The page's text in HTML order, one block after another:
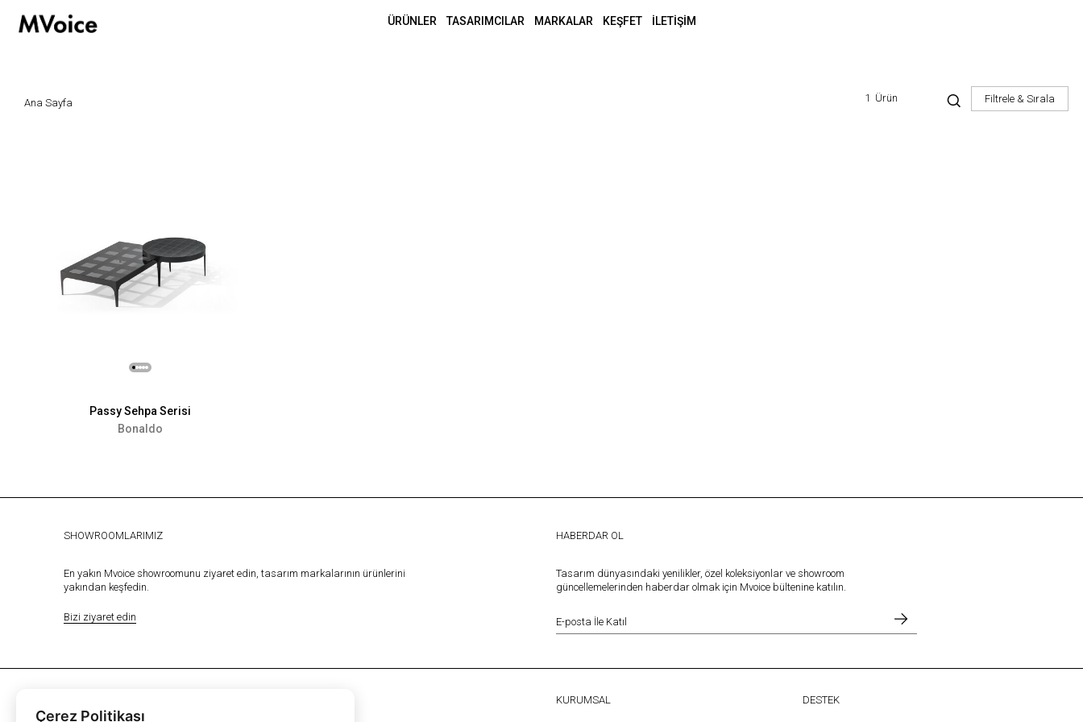
ÜRÜNLER TASARIMCILAR MARKALAR KEŞFET İLETİŞİM
Ana Sayfa Filtrele & Sırala
1 Ürün
Passy Sehpa Serisi
Bonaldo
SHOWROOMLARIMIZ
En yakın Mvoice showroomunu ziyaret edin, tasarım markalarının ürünlerini
yakından keşfedin.
Bizi ziyaret edin
HABERDAR OL
Tasarım dünyasındaki yenilikler, özel koleksiyonlar ve showroom
güncellemelerinden haberdar olmak için Mvoice bültenine katılın.
KURUMSAL DESTEK
Çerez Politikası